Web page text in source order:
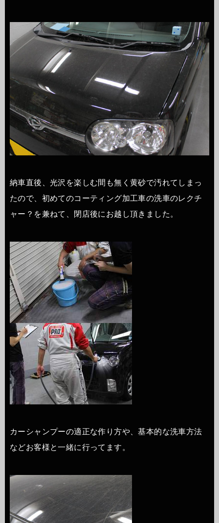
納車直後、光沢を楽しむ間も無く黄砂で汚れてしまっ
たので、初めてのコーティング加工車の洗車のレクチ
ャー？を兼ねて、閉店後にお越し頂きました。
カーシャンプーの適正な作り方や、基本的な洗車方法
などお客様と一緒に行ってます。